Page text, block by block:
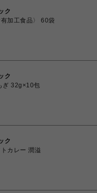
ク
加工食品〉 60袋
ク
ぎ 32g×10包
ク
カレー 潤溢